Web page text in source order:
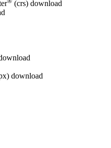
(crs) download
download